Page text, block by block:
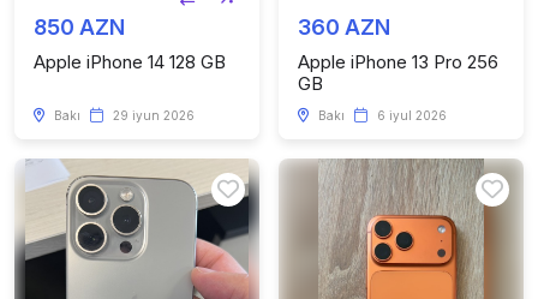
850 AZN
Apple iPhone 14 128 GB
Bakı 29 iyun 2026
360 AZN
Apple iPhone 13 Pro 256
GB
Bakı 6 iyul 2026